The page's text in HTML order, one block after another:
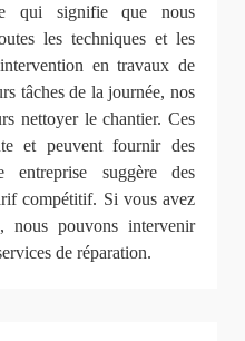
qui signifie que nous
les techniques et les
en travaux de
tâches de la journée, nos
nettoyer le chantier. Ces
et peuvent fournir des
suggère des
compétitif. Si vous avez
nous pouvons intervenir
de réparation.